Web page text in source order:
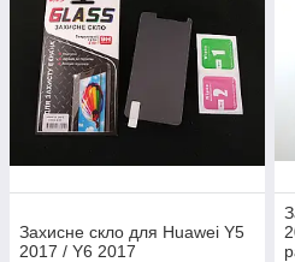
Захисне скло для Huawei Y5
2017 / Y6 2017